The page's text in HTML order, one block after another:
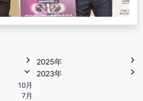
2025年
10月
7月
2023年